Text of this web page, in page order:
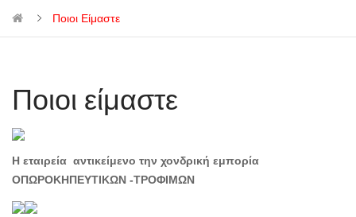
Ποιοι Είμαστε
Ποιοι είμαστε
Η εταιρεία αντικείμενο την χονδρική εμπορία
ΟΠΩΡΟΚΗΠΕΥΤΙΚΩΝ -ΤΡΟΦΙΜΩΝ